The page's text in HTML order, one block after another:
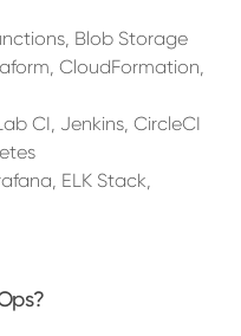
Blob Storage
CloudFormation,
CI, Jenkins, CircleCI
ELK Stack,